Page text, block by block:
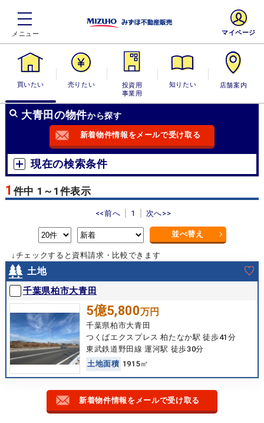
買いたい 売りたい
投資用・事業
用
知りたい 店舗案内
マイページ
大青田の物件から探す
新着物件情報をメールで受け取る
現在の検索条件
1 件中 1～1件表示
<<前へ 1 次へ>>
並べ替え
↓チェックすると資料請求・比較できます
土地
千葉県柏市大青田
5億5,800万円
千葉県柏市大青田
つくばエクスプレス 柏たなか駅 徒歩41分
東武鉄道野田線 運河駅 徒歩30分
土地面積 1915㎡
新着物件情報をメールで受け取る